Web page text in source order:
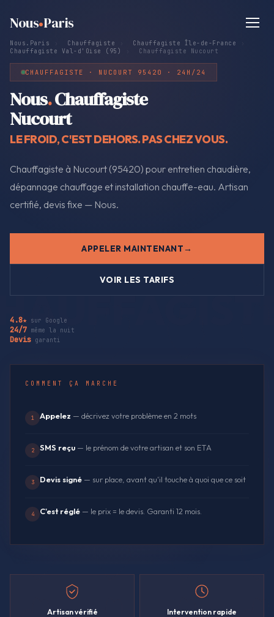
Nous Paris
Nous.Paris Chauffagiste Chauffagiste Île-de-France
Chauffagiste Val-d'Oise (95)
Chauffagiste Nucourt
CHAUFFAGISTE · NUCOURT 95420 · 24H/24
Nous.Chauffagiste
Nucourt
LE FROID, C'EST DEHORS. PAS CHEZ VOUS.
Chauffagiste à Nucourt (95420) pour entretien chaudière,
dépannage chauffage et installation chauffe-eau. Artisan
certifié, devis fixe — Nous.
APPELER MAINTENANT
VOIR LES TARIFS
4.8★ sur Google
24/7 même la nuit
Devis garanti
COMMENT ÇA MARCHE
1 Appelez — décrivez votre problème en 2 mots
2 SMS reçu — le prénom de votre artisan et son ETA
3 Devis signé — sur place, avant qu'il touche à quoi que ce soit
4 C'est réglé — le prix = le devis. Garanti 12 mois.
Artisan vérifié Intervention rapide